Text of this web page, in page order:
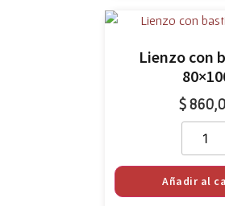
Lienzo con
$
Añadir al